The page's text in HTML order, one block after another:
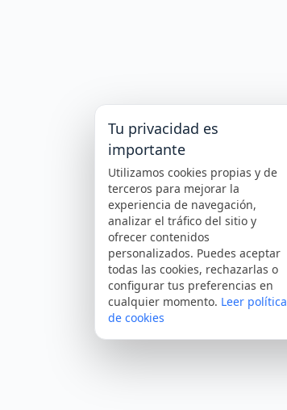
Tu privacidad es
importante
Utilizamos cookies propias y de
terceros para mejorar la
experiencia de navegación,
analizar el tráfico del sitio y
ofrecer contenidos
personalizados. Puedes aceptar
todas las cookies, rechazarlas o
configurar tus preferencias en
cualquier momento. Leer política
de cookies